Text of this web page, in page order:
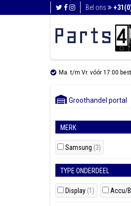
Bel ons
Ma. t/m Vr. vóór 17:00
Groothandel portal
MERK
Samsung (3)
TYPE ONDERDEEL
Display (1) Accu/